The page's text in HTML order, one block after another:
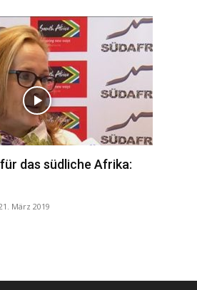
das südliche Afrika:
März 2019